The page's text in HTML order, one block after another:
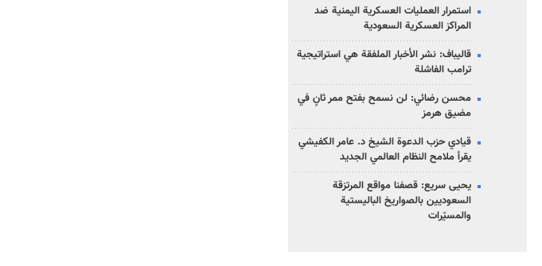
استمرار العمليات العسكرية اليمنية ضد
المراكز العسكرية السعودية
قاليباف: نشر الأخبار الملفقة هي استراتيجية
ترامب الفاشلة
محسن رضائي: لن نسمح بفتح ممر ثانٍ في
مضيق هرمز
قيادي حزب الدعوة الشيخ د. عامر الكفيشي
يقرأ ملامح النظام العالمي الجديد
يحيى سريع: قصفنا مواقع المرتزقة
السعوديين بالصواريخ الباليستية
والمسيّرات